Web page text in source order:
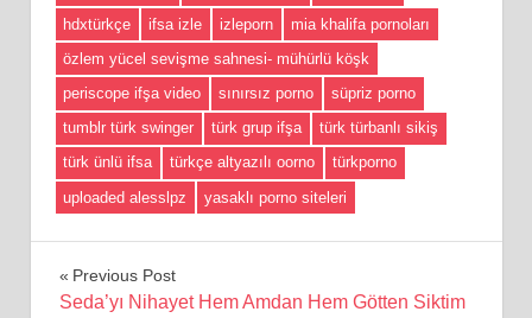
hdxtürkçe
ifsa izle izleporn
mia khalifa pornoları
özlem yücel sevişme sahnesi- mühürlü köşk
periscope ifşa video
sınırsız porno
süpriz porno
tumblr türk swinger
türk grup ifşa
türk türbanlı sikiş
türk ünlü ifsa
türkçe altyazılı oorno
türkporno
uploaded alesslpz
yasaklı porno siteleri
Yazı
Previous Post
Seda’yı Nihayet Hem Amdan Hem Götten Siktim